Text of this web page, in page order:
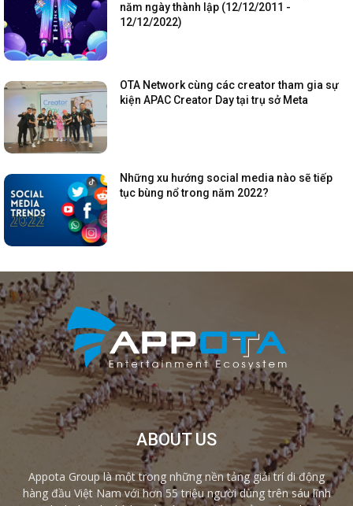
năm ngày thành lập (12/12/2011 -
12/12/2022)
OTA Network cùng các creator tham gia sự
kiện APAC Creator Day tại trụ sở Meta
Những xu hướng social media nào sẽ tiếp
tục bùng nổ trong năm 2022?
ABOUT US
Appota Group là một trong những nền tảng giải trí di động
hàng đầu Việt Nam với hơn 55 triệu người dùng trên sáu lĩnh